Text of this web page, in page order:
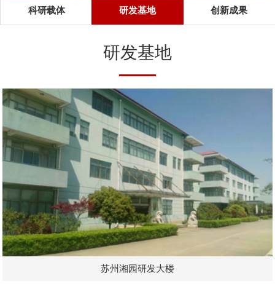
科研载体 研发基地 创新成果
研发基地
苏州湘园研发大楼